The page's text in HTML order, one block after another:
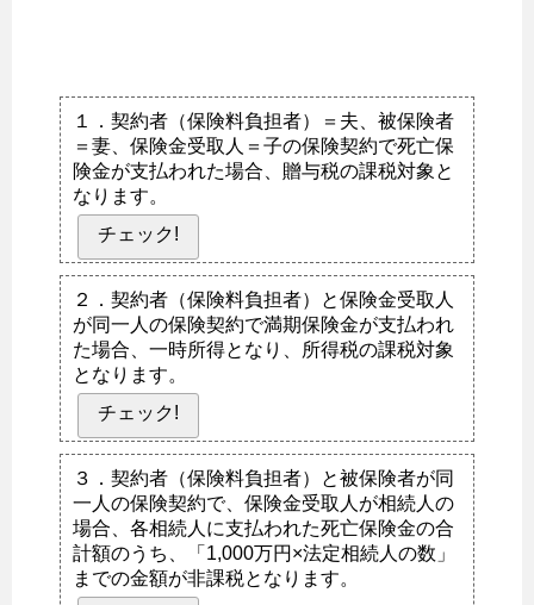
１．契約者（保険料負担者）＝夫、被保険者
＝妻、保険金受取人＝子の保険契約で死亡保
険金が支払われた場合、贈与税の課税対象と
なります。
チェック!
２．契約者（保険料負担者）と保険金受取人
が同一人の保険契約で満期保険金が支払われ
た場合、一時所得となり、所得税の課税対象
となります。
チェック!
３．契約者（保険料負担者）と被保険者が同
一人の保険契約で、保険金受取人が相続人の
場合、各相続人に支払われた死亡保険金の合
計額のうち、「1,000万円×法定相続人の数」
までの金額が非課税となります。